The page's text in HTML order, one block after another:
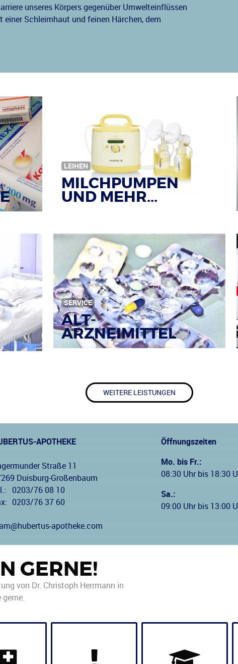
unseres Körpers gegenüber Umwelteinflüssen
einer Schleimhaut und feinen Härchen, dem
LEIHEN
MILCHPUMPEN
UND MEHR...
SERVICE
ALT-
ARZNEIMITTEL
WEITERE LEISTUNGEN
APOTHEKE
Straße 11
Duisburg-Großenbaum
0203/76 08 10
0203/76 37 60
apotheke.com
Öffnungszeiten
Mo. bis Fr.:
08:30 Uhr bis 18:30
Sa.:
09:00 Uhr bis 13:00
GERNE!
von Dr. Christoph Herrmann in
gerne.